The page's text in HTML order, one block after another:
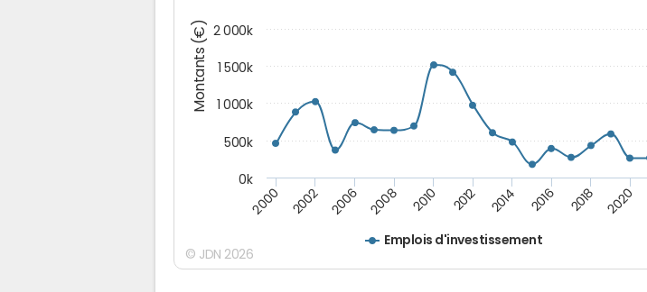
Montants (€)
Emplois d'investissement
2000 2002 2006 2008 2010 2012 2014 2016 2018 2020
0k
500k
1 000k
1 500k
2 000k
© JDN 2026